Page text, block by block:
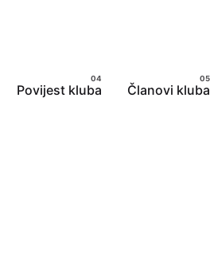
Povijest kluba Članovi kluba